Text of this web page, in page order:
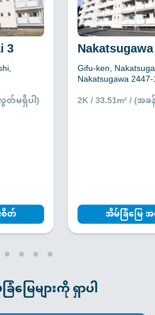
3
တ်မရှိပါ)
စိတ်
Gifu-ken,
Nakatsugawa
2K / 33.51m² / (
အိမ်ခြံမြေ
မြေများကို ရှာပါ